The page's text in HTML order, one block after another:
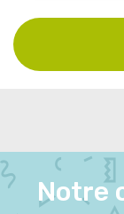
Notre